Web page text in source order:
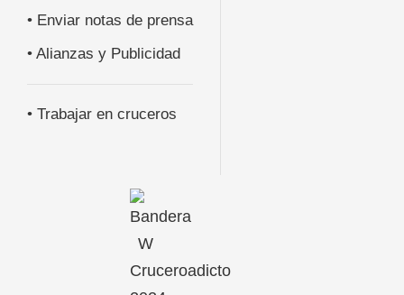
• Enviar notas de prensa
• Alianzas y Publicidad
• Trabajar en cruceros